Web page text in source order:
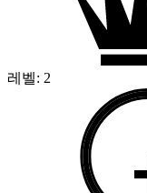
레벨: 2